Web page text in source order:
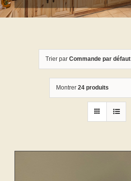
Trier par Commande par défaut
Montrer 24 produits